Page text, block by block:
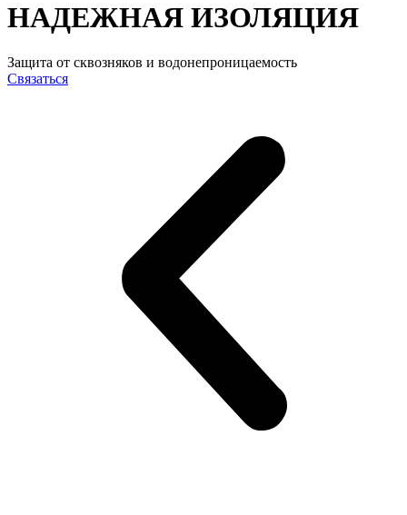
НАДЕЖНАЯ ИЗОЛЯЦИЯ
Защита от сквозняков и водонепроницаемость
Связаться